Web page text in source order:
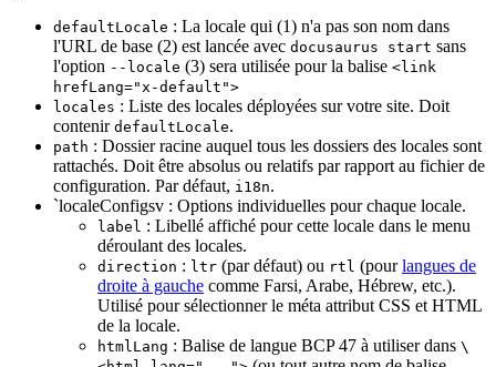
defaultLocale : La locale qui (1) n'a pas son nom dans
l'URL de base (2) est lancée avec docusaurus start sans
l'option --locale (3) sera utilisée pour la balise <link
hrefLang="x-default">
locales : Liste des locales déployées sur votre site. Doit
contenir defaultLocale.
path : Dossier racine auquel tous les dossiers des locales sont
rattachés. Doit être absolus ou relatifs par rapport au fichier de
configuration. Par défaut, i18n.
`localeConfigsv : Options individuelles pour chaque locale.
label : Libellé affiché pour cette locale dans le menu
déroulant des locales.
direction : ltr (par défaut) ou rtl (pourlangues de
droite à gauche comme Farsi, Arabe, Hébrew, etc.).
Utilisé pour sélectionner le méta attribut CSS et HTML
de la locale.
htmlLang : Balise de langue BCP 47 à utiliser dans \